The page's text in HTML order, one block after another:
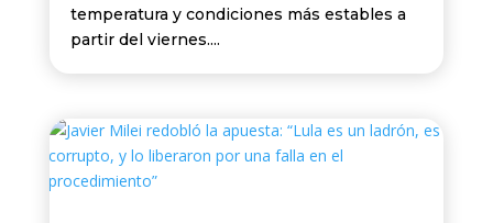
temperatura y condiciones más estables a
partir del viernes....